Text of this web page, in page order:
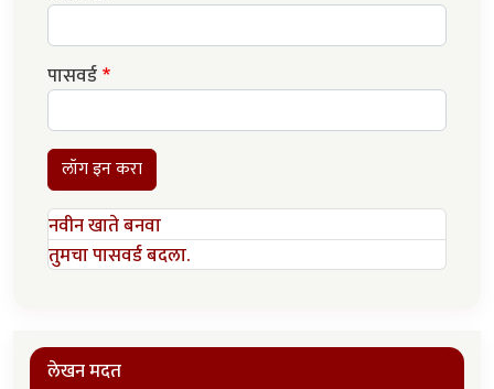
पासवर्ड
लॉग इन करा
नवीन खाते बनवा
तुमचा पासवर्ड बदला.
लेखन मदत